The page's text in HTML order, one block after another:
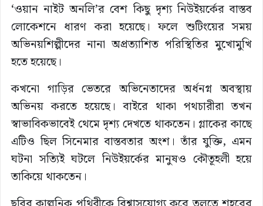
‘ওয়ান নাইট অনলি’র বেশ কিছু দৃশ্য নিউইয়র্কের বাস্তব
লোকেশনে ধারণ করা হয়েছে। ফলে শুটিংয়ের সময়
অভিনয়শিল্পীদের নানা অপ্রত্যাশিত পরিস্থিতির মুখোমুখি
হতে হয়েছে।
কখনো গাড়ির ভেতরে অভিনেতাদের অর্ধনগ্ন অবস্থায়
অভিনয় করতে হয়েছে। বাইরে থাকা পথচারীরা তখন
স্বাভাবিকভাবেই থেমে দৃশ্য দেখতে থাকতেন। গ্লাকের কাছে
এটিও ছিল সিনেমার বাস্তবতার অংশ। তাঁর যুক্তি, এমন
ঘটনা সত্যিই ঘটলে নিউইয়র্কের মানুষও কৌতূহলী হয়ে
তাকিয়ে থাকতেন।